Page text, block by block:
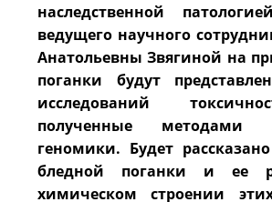
наследственной
ведущего научного
Анатольевны Звягиной на
поганки будут
исследований
полученные методами
геномики. Будет
бледной поганки и ее
химическом строении